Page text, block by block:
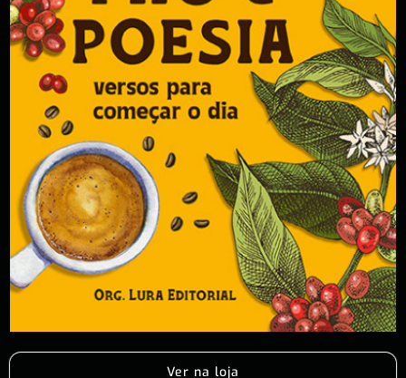
Ver na loja